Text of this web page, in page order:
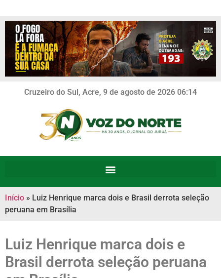
Cruzeiro do Sul, Acre, 9 de agosto de 2026 06:14
Início » Luiz Henrique marca dois e Brasil derrota seleção
peruana em Brasília
Luiz Henrique marca dois e
Brasil derrota seleção peruana